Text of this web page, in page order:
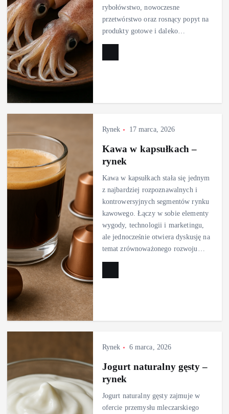
rybołówstwo, nowoczesne
przetwórstwo oraz rosnący popyt na
produkty gotowe i daleko…
Rynek 17 marca, 2026
Kawa w kapsułkach –
rynek
Kawa w kapsułkach stała się jednym
z najbardziej rozpoznawalnych i
kontrowersyjnych segmentów rynku
kawowego. Łączy w sobie elementy
wygody, technologii i marketingu,
ale jednocześnie otwiera dyskusję na
temat zrównoważonego rozwoju…
Rynek 6 marca, 2026
Jogurt naturalny gęsty –
rynek
Jogurt naturalny gęsty zajmuje w
ofercie przemysłu mleczarskiego